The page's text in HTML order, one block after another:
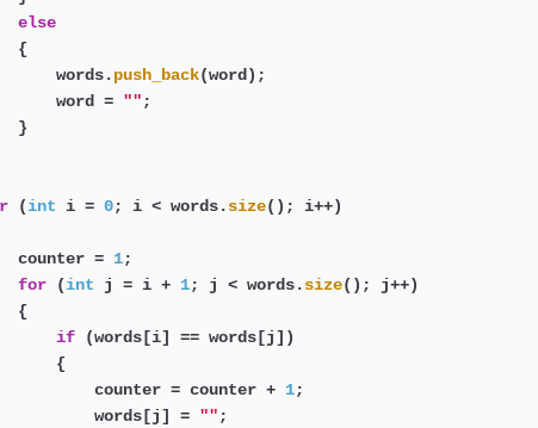
else
{
words.
push_back(word);
word =
"" ;
}
(int i = 0; i < words.size(); i++)
counter =
1;
for (int j = i + 1; j < words.size(); j++)
{
if (words[i] == words[j])
{
counter = counter +
1;
words[j] =
"" ;